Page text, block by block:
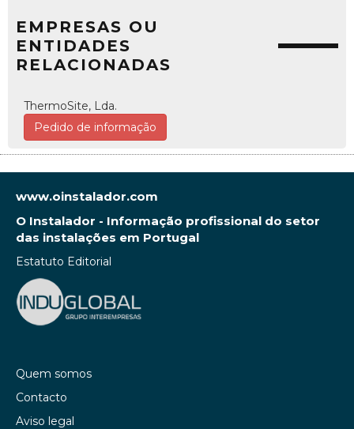
EMPRESAS OU
ENTIDADES
RELACIONADAS
ThermoSite, Lda.
Pedido de informação
www.oinstalador.com
O Instalador - Informação profissional do setor
das instalações em Portugal
Estatuto Editorial
Quem somos
Contacto
Aviso legal